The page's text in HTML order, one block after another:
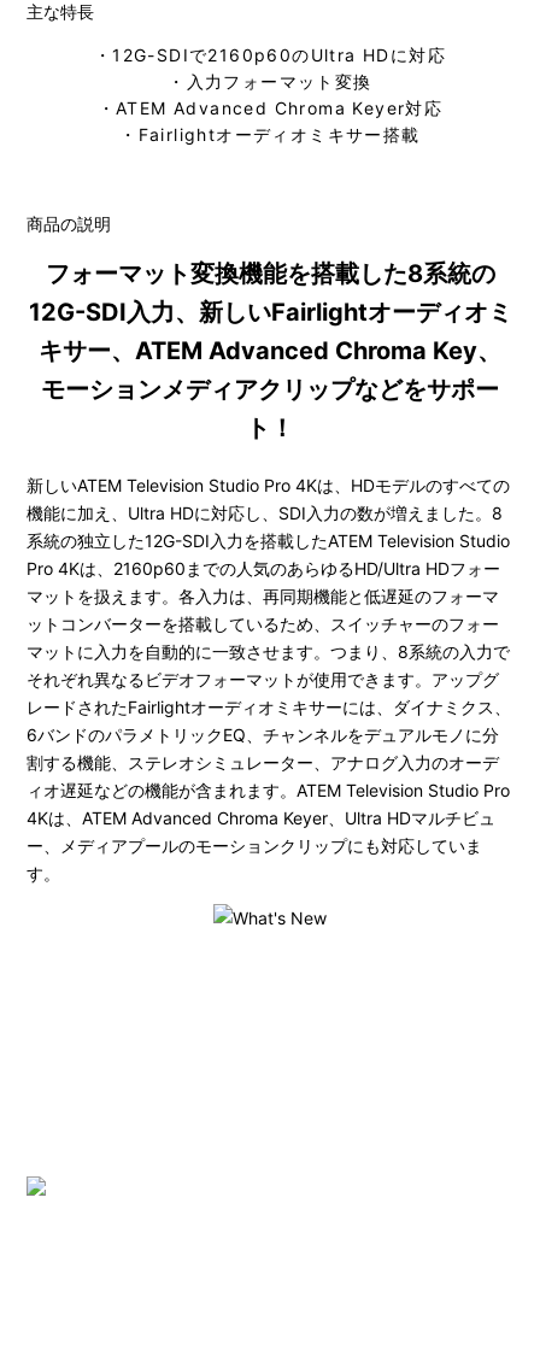
主な特長
・12G-SDIで2160p60のUltra HDに対応
・入力フォーマット変換
・ATEM Advanced Chroma Keyer対応
・Fairlightオーディオミキサー搭載
商品の説明
フォーマット変換機能を搭載した8系統の
12G-SDI入力、新しいFairlightオーディオミ
キサー、ATEM Advanced Chroma Key、
モーションメディアクリップなどをサポー
ト！
新しいATEM Television Studio Pro 4Kは、HDモデルのすべての
機能に加え、Ultra HDに対応し、SDI入力の数が増えました。8
系統の独立した12G-SDI入力を搭載したATEM Television Studio
Pro 4Kは、2160p60までの人気のあらゆるHD/Ultra HDフォー
マットを扱えます。各入力は、再同期機能と低遅延のフォーマ
ットコンバーターを搭載しているため、スイッチャーのフォー
マットに入力を自動的に一致させます。つまり、8系統の入力で
それぞれ異なるビデオフォーマットが使用できます。アップグ
レードされたFairlightオーディオミキサーには、ダイナミクス、
6バンドのパラメトリックEQ、チャンネルをデュアルモノに分
割する機能、ステレオシミュレーター、アナログ入力のオーデ
ィオ遅延などの機能が含まれます。ATEM Television Studio Pro
4Kは、ATEM Advanced Chroma Keyer、Ultra HDマルチビュ
ー、メディアプールのモーションクリップにも対応していま
す。